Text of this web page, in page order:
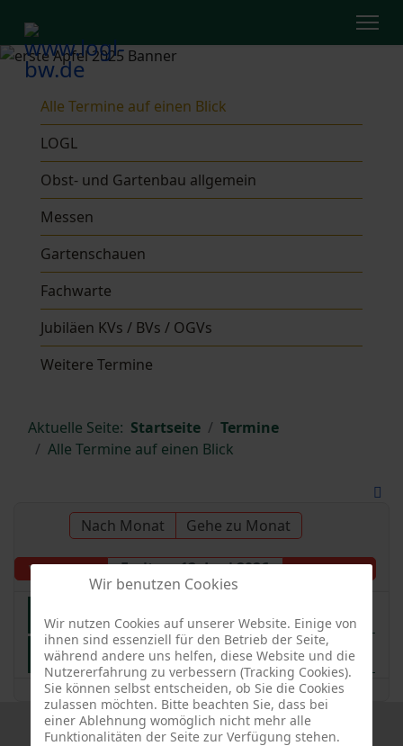
Alle Termine auf einen Blick
LOGL
Obst- und Gartenbau allgemein
Messen
Gartenschauen
Fachwarte
Jubiläen KVs / BVs / OGVs
Weitere Termine
Aktuelle Seite: Startseite
Termine
Alle Termine auf einen Blick
Nach Monat Gehe zu Monat
Vorheriger Tag Freitag, 12. Juni 2026 Folgetag
Schwäbisches Hanami Streuobstparadies
Wir benutzen Cookies
Wir nutzen Cookies auf unserer Website. Einige von
ihnen sind essenziell für den Betrieb der Seite,
während andere uns helfen, diese Website und die
Nutzererfahrung zu verbessern (Tracking Cookies).
Sie können selbst entscheiden, ob Sie die Cookies
zulassen möchten. Bitte beachten Sie, dass bei
einer Ablehnung womöglich nicht mehr alle
Funktionalitäten der Seite zur Verfügung stehen.